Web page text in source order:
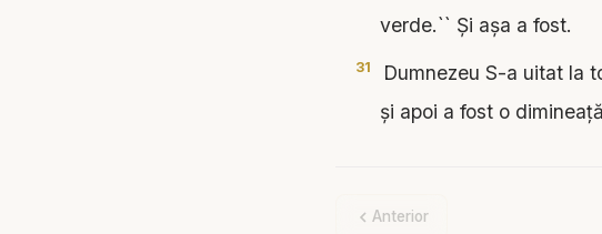
verde.`` Şi aşa a fost.
31
Dumnezeu S-a uitat la
şi apoi a fost o
Anterior